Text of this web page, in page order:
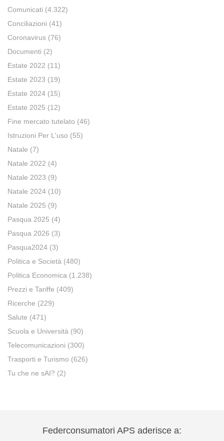
Comunicati (4.322)
Conciliazioni (41)
Coronavirus (76)
Documenti (2)
Estate 2022 (11)
Estate 2023 (19)
Estate 2024 (15)
Estate 2025 (12)
Fine mercato tutelato (46)
Istruzioni Per L'uso (55)
Natale (7)
Natale 2022 (4)
Natale 2023 (9)
Natale 2024 (10)
Natale 2025 (9)
Pasqua 2025 (4)
Pasqua 2026 (3)
Pasqua2024 (3)
Politica e Società (480)
Politica Economica (1.238)
Prezzi e Tariffe (409)
Ricerche (229)
Salute (471)
Scuola e Università (90)
Telecomunicazioni (300)
Trasporti e Turismo (626)
Tu che ne sAI? (2)
Federconsumatori APS aderisce a: